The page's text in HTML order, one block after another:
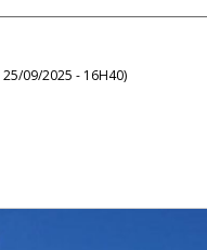
25/09/2025 - 16H40)